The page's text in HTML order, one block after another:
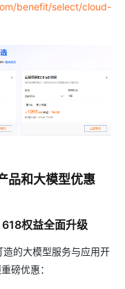
benefit/select/cloud-
品和大模型优惠
权益全面升级
的大模型服务与应用开
磅优惠：